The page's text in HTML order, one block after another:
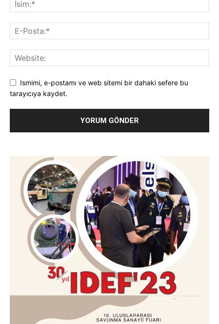
Ismimi, e-postamı ve web sitemi bir dahaki sefere bu
tarayıcıya kaydet.